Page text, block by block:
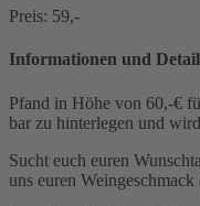
Preis: 59,-
Informationen und
Pfand in Höhe von 60,-€
bar zu hinterlegen und
Sucht euch euren
uns euren